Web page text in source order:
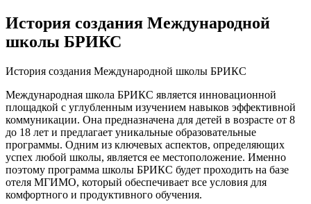
История создания Международной
школы БРИКС
История создания Международной школы БРИКС
Международная школа БРИКС является инновационной
площадкой с углубленным изучением навыков эффективной
коммуникации. Она предназначена для детей в возрасте от 8
до 18 лет и предлагает уникальные образовательные
программы. Одним из ключевых аспектов, определяющих
успех любой школы, является ее местоположение. Именно
поэтому программа школы БРИКС будет проходить на базе
отеля МГИМО, который обеспечивает все условия для
комфортного и продуктивного обучения.